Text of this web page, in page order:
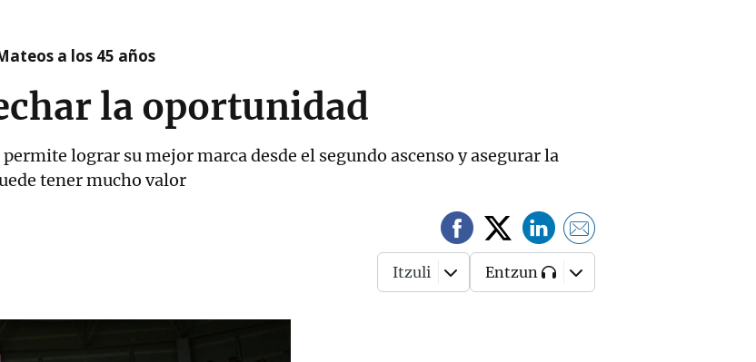
a los 45 años
la oportunidad
lograr su mejor marca desde el segundo ascenso y asegurar la
tener mucho valor
Itzuli Entzun